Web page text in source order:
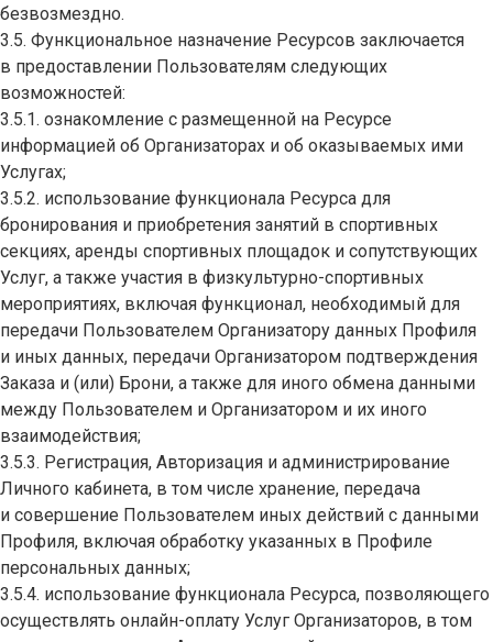
безвозмездно.
3.5. Функциональное назначение Ресурсов заключается
в предоставлении Пользователям следующих
возможностей:
3.5.1. ознакомление с размещенной на Ресурсе
информацией об Организаторах и об оказываемых ими
Услугах;
3.5.2. использование функционала Ресурса для
бронирования и приобретения занятий в спортивных
секциях, аренды спортивных площадок и сопутствующих
Услуг, а также участия в физкультурно-спортивных
мероприятиях, включая функционал, необходимый для
передачи Пользователем Организатору данных Профиля
и иных данных, передачи Организатором подтверждения
Заказа и (или) Брони, а также для иного обмена данными
между Пользователем и Организатором и их иного
взаимодействия;
3.5.3. Регистрация, Авторизация и администрирование
Личного кабинета, в том числе хранение, передача
и совершение Пользователем иных действий с данными
Профиля, включая обработку указанных в Профиле
персональных данных;
3.5.4. использование функционала Ресурса, позволяющего
осуществлять онлайн-оплату Услуг Организаторов, в том